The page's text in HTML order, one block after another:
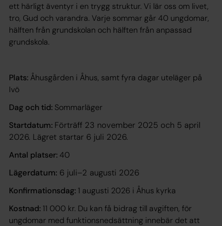
ett härligt äventyr i en trygg struktur. Vi lär oss om livet,
tro, Gud och varandra. Varje sommar går 40 ungdomar,
hälften från grundskolan och hälften från anpassad
grundskola.
Plats: Åhusgården i Åhus, samt fyra dagar uteläger på
Ivö
Dag och tid: Sommarläger
Startdatum: Förträff 23 november 2025 och 5 april
2026. Lägret startar 6 juli 2026.
Antal platser: 40
Lägerdatum: 6 juli–2 augusti 2026
Konfirmationsdag: 1 augusti 2026 i Åhus kyrka
Kostnad: 11 000 kr. Du kan få bidrag till avgiften, för
ungdomar med funktionsnedsättning innebär det att